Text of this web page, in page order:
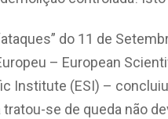
do 11 de
– European
Institute (ESI) –
se de queda não